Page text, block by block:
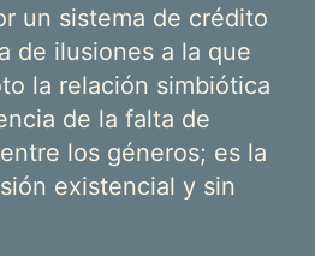
un sistema de crédito
de ilusiones a la que
la relación simbiótica
de la falta de
los géneros; es la
existencial y sin